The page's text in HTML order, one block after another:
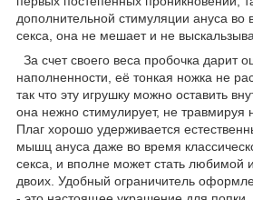
дополнительной стимуляции ануса во
секса, она не мешает и не
За счет своего веса пробочка дарит
наполненности, её тонкая ножка не
так что эту игрушку можно оставить
она нежно стимулирует, не травмируя
Плаг хорошо удерживается
мышц ануса даже во время
секса, и вполне может стать любимой
двоих. Удобный ограничитель